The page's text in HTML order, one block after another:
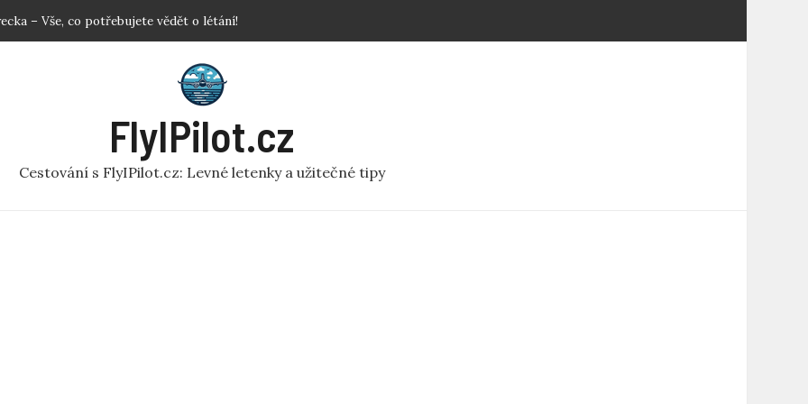
Prozkoumejte svět z ptačí perspektivy
letenky? Klíčové Tipy pro Nejlepší Ceny
Jak se rychle zbavit nepříjemnosti?
FlyIPilot.cz
Cestování s FlyIPilot.cz: Levné letenky a užitečné tipy